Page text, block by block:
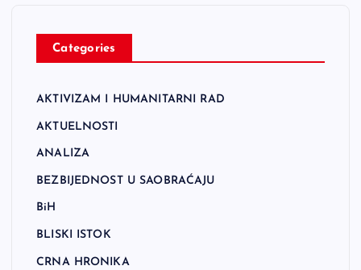
Categories
AKTIVIZAM I HUMANITARNI RAD
AKTUELNOSTI
ANALIZA
BEZBIJEDNOST U SAOBRAĆAJU
BiH
BLISKI ISTOK
CRNA HRONIKA